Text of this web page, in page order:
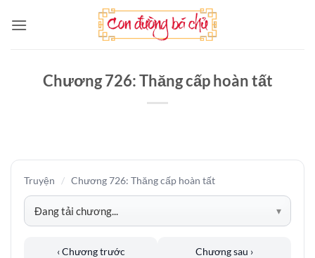
qua
Chương 726: Thăng cấp hoàn tất
Truyện / Chương 726: Thăng cấp hoàn tất
‹ Chương trước Chương sau ›